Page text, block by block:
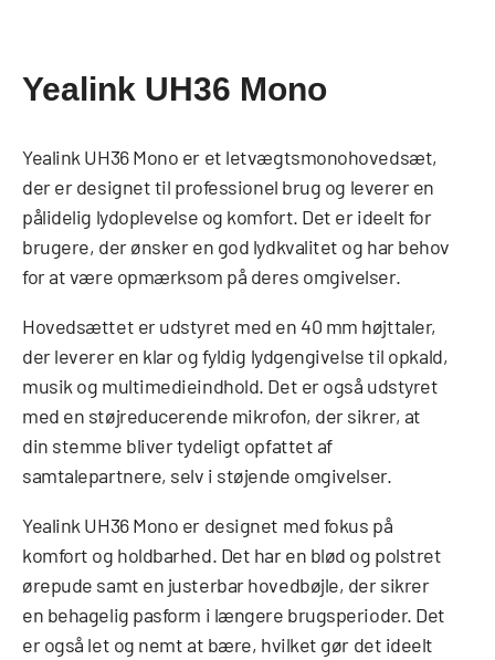
Yealink UH36 Mono
Yealink UH36 Mono er et letvægtsmonohovedsæt,
der er designet til professionel brug og leverer en
pålidelig lydoplevelse og komfort. Det er ideelt for
brugere, der ønsker en god lydkvalitet og har behov
for at være opmærksom på deres omgivelser.
Hovedsættet er udstyret med en 40 mm højttaler,
der leverer en klar og fyldig lydgengivelse til opkald,
musik og multimedieindhold. Det er også udstyret
med en støjreducerende mikrofon, der sikrer, at
din stemme bliver tydeligt opfattet af
samtalepartnere, selv i støjende omgivelser.
Yealink UH36 Mono er designet med fokus på
komfort og holdbarhed. Det har en blød og polstret
ørepude samt en justerbar hovedbøjle, der sikrer
en behagelig pasform i længere brugsperioder. Det
er også let og nemt at bære, hvilket gør det ideelt